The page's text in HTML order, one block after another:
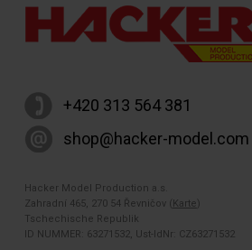
+420 313 564 381
shop@hacker-model.com
Hacker Model Production a.s.
Zahradní 465, 270 54 Řevničov ( Karte )
Tschechische Republik
ID NUMMER: 63271532, Ust-IdNr: CZ63271532